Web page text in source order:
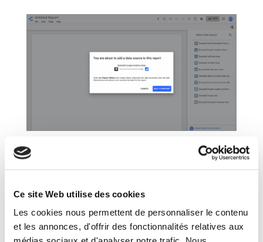
Ce site Web utilise des cookies
Les cookies nous permettent de personnaliser le contenu
et les annonces, d'offrir des fonctionnalités relatives aux
des données en sélectionnant Ressources> Gérer les